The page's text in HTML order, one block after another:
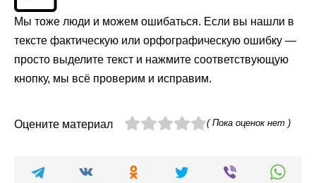
Мы тоже люди и можем ошибаться. Если вы нашли в
тексте фактическую или орфографическую ошибку —
просто выделите текст и нажмите соответствующую
кнопку, мы всё проверим и исправим.
Оцените материал ( Пока оценок нет )